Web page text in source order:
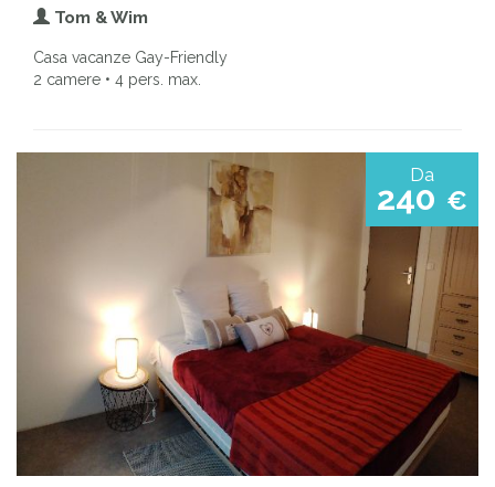
Tom & Wim
Casa vacanze Gay-Friendly
2 camere • 4 pers. max.
Da
240 €